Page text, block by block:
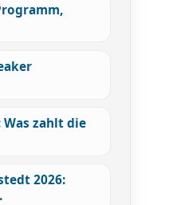
zahlt die
2026: